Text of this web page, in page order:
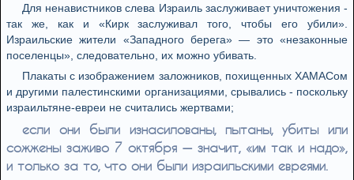
Для ненавистников слева Израиль заслуживает уничтожения -
так же, как и «Кирк заслуживал того, чтобы его убили».
Израильские жители «Западного берега» — это «незаконные
поселенцы», следовательно, их можно убивать.
Плакаты с изображением заложников, похищенных ХАМАСом
и другими палестинскими организациями, срывались - поскольку
израильтяне-евреи не считались жертвами;
если они были изнасилованы, пытаны, убиты или
сожжены заживо 7 октября — значит, «им так и надо»,
и только за то, что они были израильскими евреями.